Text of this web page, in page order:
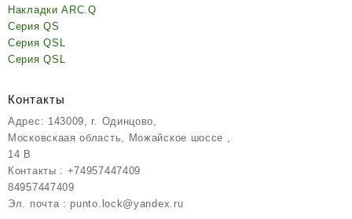
Накладки ARC.Q
Серия QS
Серия QSL
Серия QSL
Контакты
Адрес: 143009, г. Одинцово,
Московскаая область, Можайское шоссе ,
14 В
Контакты : +74957447409
84957447409
Эл. почта : punto.lock@yandex.ru